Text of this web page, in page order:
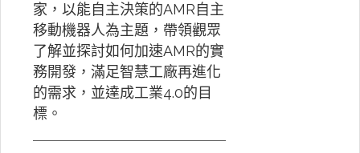
家，以能自主決策的AMR自主
移動機器人為主題，帶領觀眾
了解並探討如何加速AMR的實
務開發，滿足智慧工廠再進化
的需求，並達成工業4.0的目
標。